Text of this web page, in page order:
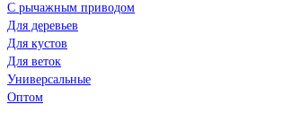
С рычажным приводом
Для деревьев
Для кустов
Для веток
Универсальные
Оптом